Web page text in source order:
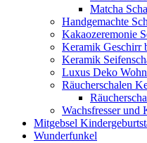
Matcha
Handgemachte
Kakaozeremonie
Keramik Geschirr
Keramik
Luxus Deko
Räucherschalen
Wachsfresser und
Mitgebsel
Wunderfunkel